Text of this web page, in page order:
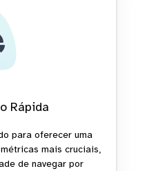
Rápida
para oferecer uma
mais cruciais,
de navegar por